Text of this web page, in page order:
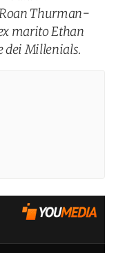
Thurman-
marito Ethan
dei Millenials.